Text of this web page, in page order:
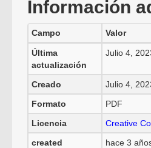
Información
Campo Valor
Última
actualización
Julio 4,
Creado
Julio 4,
Formato
PDF
Licencia
Creative
created
hace 3